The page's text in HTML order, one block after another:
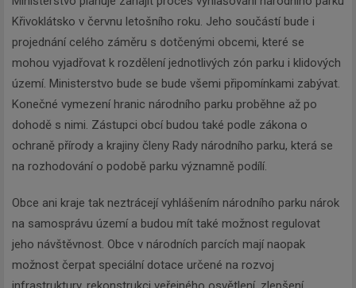
Křivoklátsko v červnu letošního roku. Jeho součástí bude i
projednání celého záměru s dotčenými obcemi, které se
mohou vyjadřovat k rozdělení jednotlivých zón parku i klidových
území. Ministerstvo bude se bude všemi připomínkami zabývat.
Konečné vymezení hranic národního parku proběhne až po
dohodě s nimi. Zástupci obcí budou také podle zákona o
ochraně přírody a krajiny členy Rady národního parku, která se
na rozhodování o podobě parku významně podílí.
Obce ani kraje tak neztrácejí vyhlášením národního parku nárok
na samosprávu území a budou mít také možnost regulovat
jeho návštěvnost. Obce v národních parcích mají naopak
možnost čerpat speciální dotace určené na rozvoj